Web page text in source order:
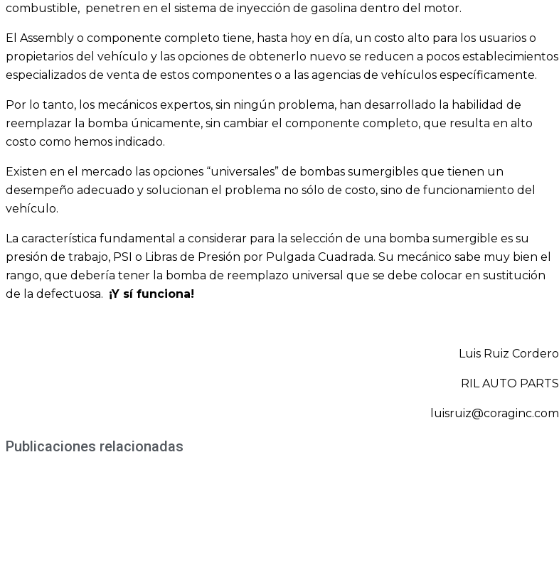
combustible, penetren en el sistema de inyección de gasolina dentro del motor.
El Assembly o componente completo tiene, hasta hoy en día, un costo alto para los usuarios o
propietarios del vehículo y las opciones de obtenerlo nuevo se reducen a pocos establecimientos
especializados de venta de estos componentes o a las agencias de vehículos específicamente.
Por lo tanto, los mecánicos expertos, sin ningún problema, han desarrollado la habilidad de
reemplazar la bomba únicamente, sin cambiar el componente completo, que resulta en alto
costo como hemos indicado.
Existen en el mercado las opciones “universales” de bombas sumergibles que tienen un
desempeño adecuado y solucionan el problema no sólo de costo, sino de funcionamiento del
vehículo.
La característica fundamental a considerar para la selección de una bomba sumergible es su
presión de trabajo, PSI o Libras de Presión por Pulgada Cuadrada. Su mecánico sabe muy bien el
rango, que debería tener la bomba de reemplazo universal que se debe colocar en sustitución
de la defectuosa. ¡Y sí funciona!
Luis Ruiz Cordero
RIL AUTO PARTS
luisruiz@coraginc.com
Publicaciones relacionadas